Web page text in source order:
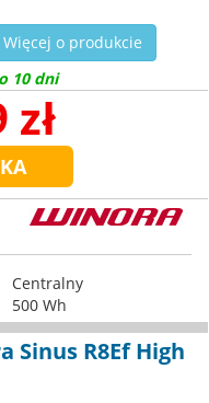
Więcej o produkcie
10 dni
zł
Centralny
500 Wh
Sinus R8Ef High